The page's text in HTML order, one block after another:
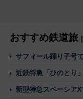
おすすめ鉄道旅
サフィール踊り子号
近鉄特急「ひのとり」
新型特急スペーシア